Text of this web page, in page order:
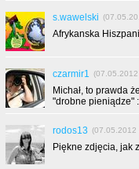
s.wawelski
Afrykanska
czarmir1
Michał, to prawda
"drobne pieniądze"
rodos13 (07.05.2012
Piękne zdjęcia, jak